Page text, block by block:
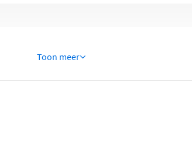
Toon meer